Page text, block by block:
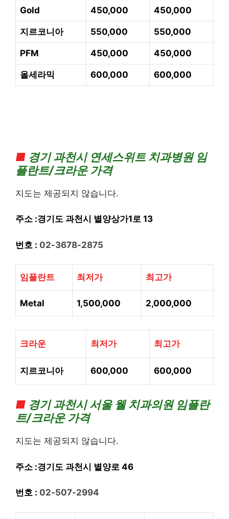
Gold 450,000 450,000
지르코니아 550,000 550,000
PFM 450,000 450,000
올세라믹 600,000 600,000
■ 경기 과천시 연세스위트 치과병원 임
플란트/크라운 가격
지도는 제공되지 않습니다.
주소 :경기도 과천시 별양상가1로 13
번호 : 02-3678-2875
임플란트 최저가 최고가
Metal 1,500,000 2,000,000
크라운 최저가 최고가
지르코니아 600,000 600,000
■ 경기 과천시 서울 웰 치과의원 임플란
트/크라운 가격
지도는 제공되지 않습니다.
주소 :경기도 과천시 별양로 46
번호 : 02-507-2994